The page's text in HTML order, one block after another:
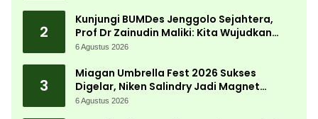
2
Kunjungi BUMDes Jenggolo Sejahtera,
Prof Dr Zainudin Maliki: Kita Wujudkan
Kemandirian Ekonomi dengan Potensi
6 Agustus 2026
3
Miagan Umbrella Fest 2026 Sukses
Digelar, Niken Salindry Jadi Magnet
Ribuan Pengunjung
6 Agustus 2026